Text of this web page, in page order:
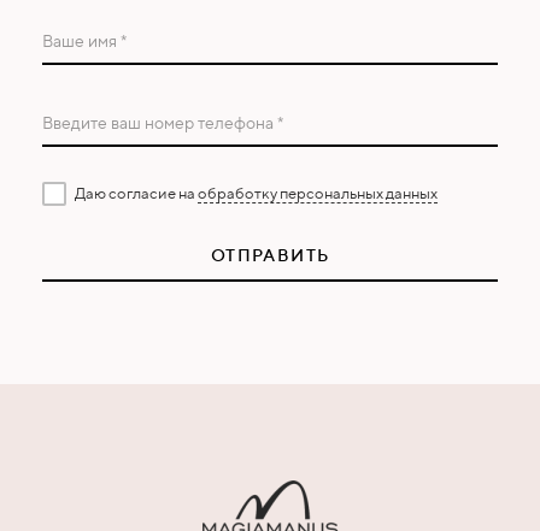
Ваше имя *
Введите ваш номер телефона *
Даю согласие на обработку персональных данных
ОТПРАВИТЬ